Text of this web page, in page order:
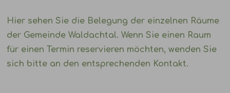
Hier sehen Sie die Belegung der einzelnen Räume
der Gemeinde Waldachtal. Wenn Sie einen Raum
für einen Termin reservieren möchten, wenden Sie
sich bitte an den entsprechenden Kontakt.